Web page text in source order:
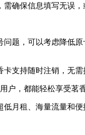
确保信息填写无误，
问题，可以考虑降低
支持随时注销，无
户，都能轻松享受茗
低月租、海量流量和